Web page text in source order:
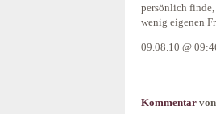
persönlich finde,
wenig eigenen
09.08.10 @
Kommentar